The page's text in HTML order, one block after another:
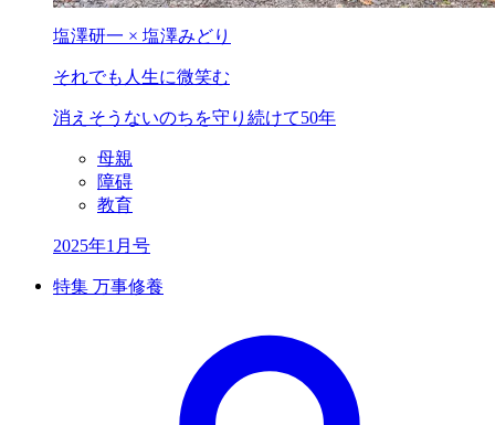
塩澤研一 × 塩澤みどり
それでも 人生に微笑む
消えそうないのちを守り続けて50年
母親
障碍
教育
2025年1月号
特集 万事修養